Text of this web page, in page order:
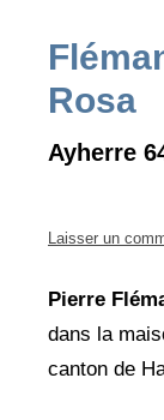
Rosa
Ayherre
Laisser un
Pierre
dans la
canton de